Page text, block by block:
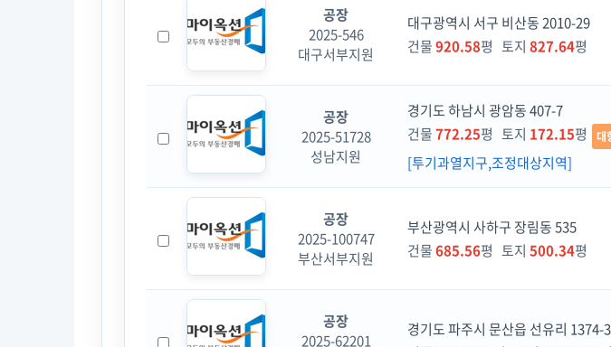
공장
2025-546
대구서부지원
대구광역시 서구 비산동 2010-29
건물920.58평 토지 827.64평
공장
2025-51728
성남지원
경기도 하남시 광암동 407-7
건물772.25평 토지 172.15평 대
[투기과열지구,조정대상지역]
공장
2025-100747
부산서부지원
부산광역시 사하구 장림동 535
건물685.56평 토지 500.34평
공장
2025-62201
경기도 파주시 문산읍 선유리 1374-3